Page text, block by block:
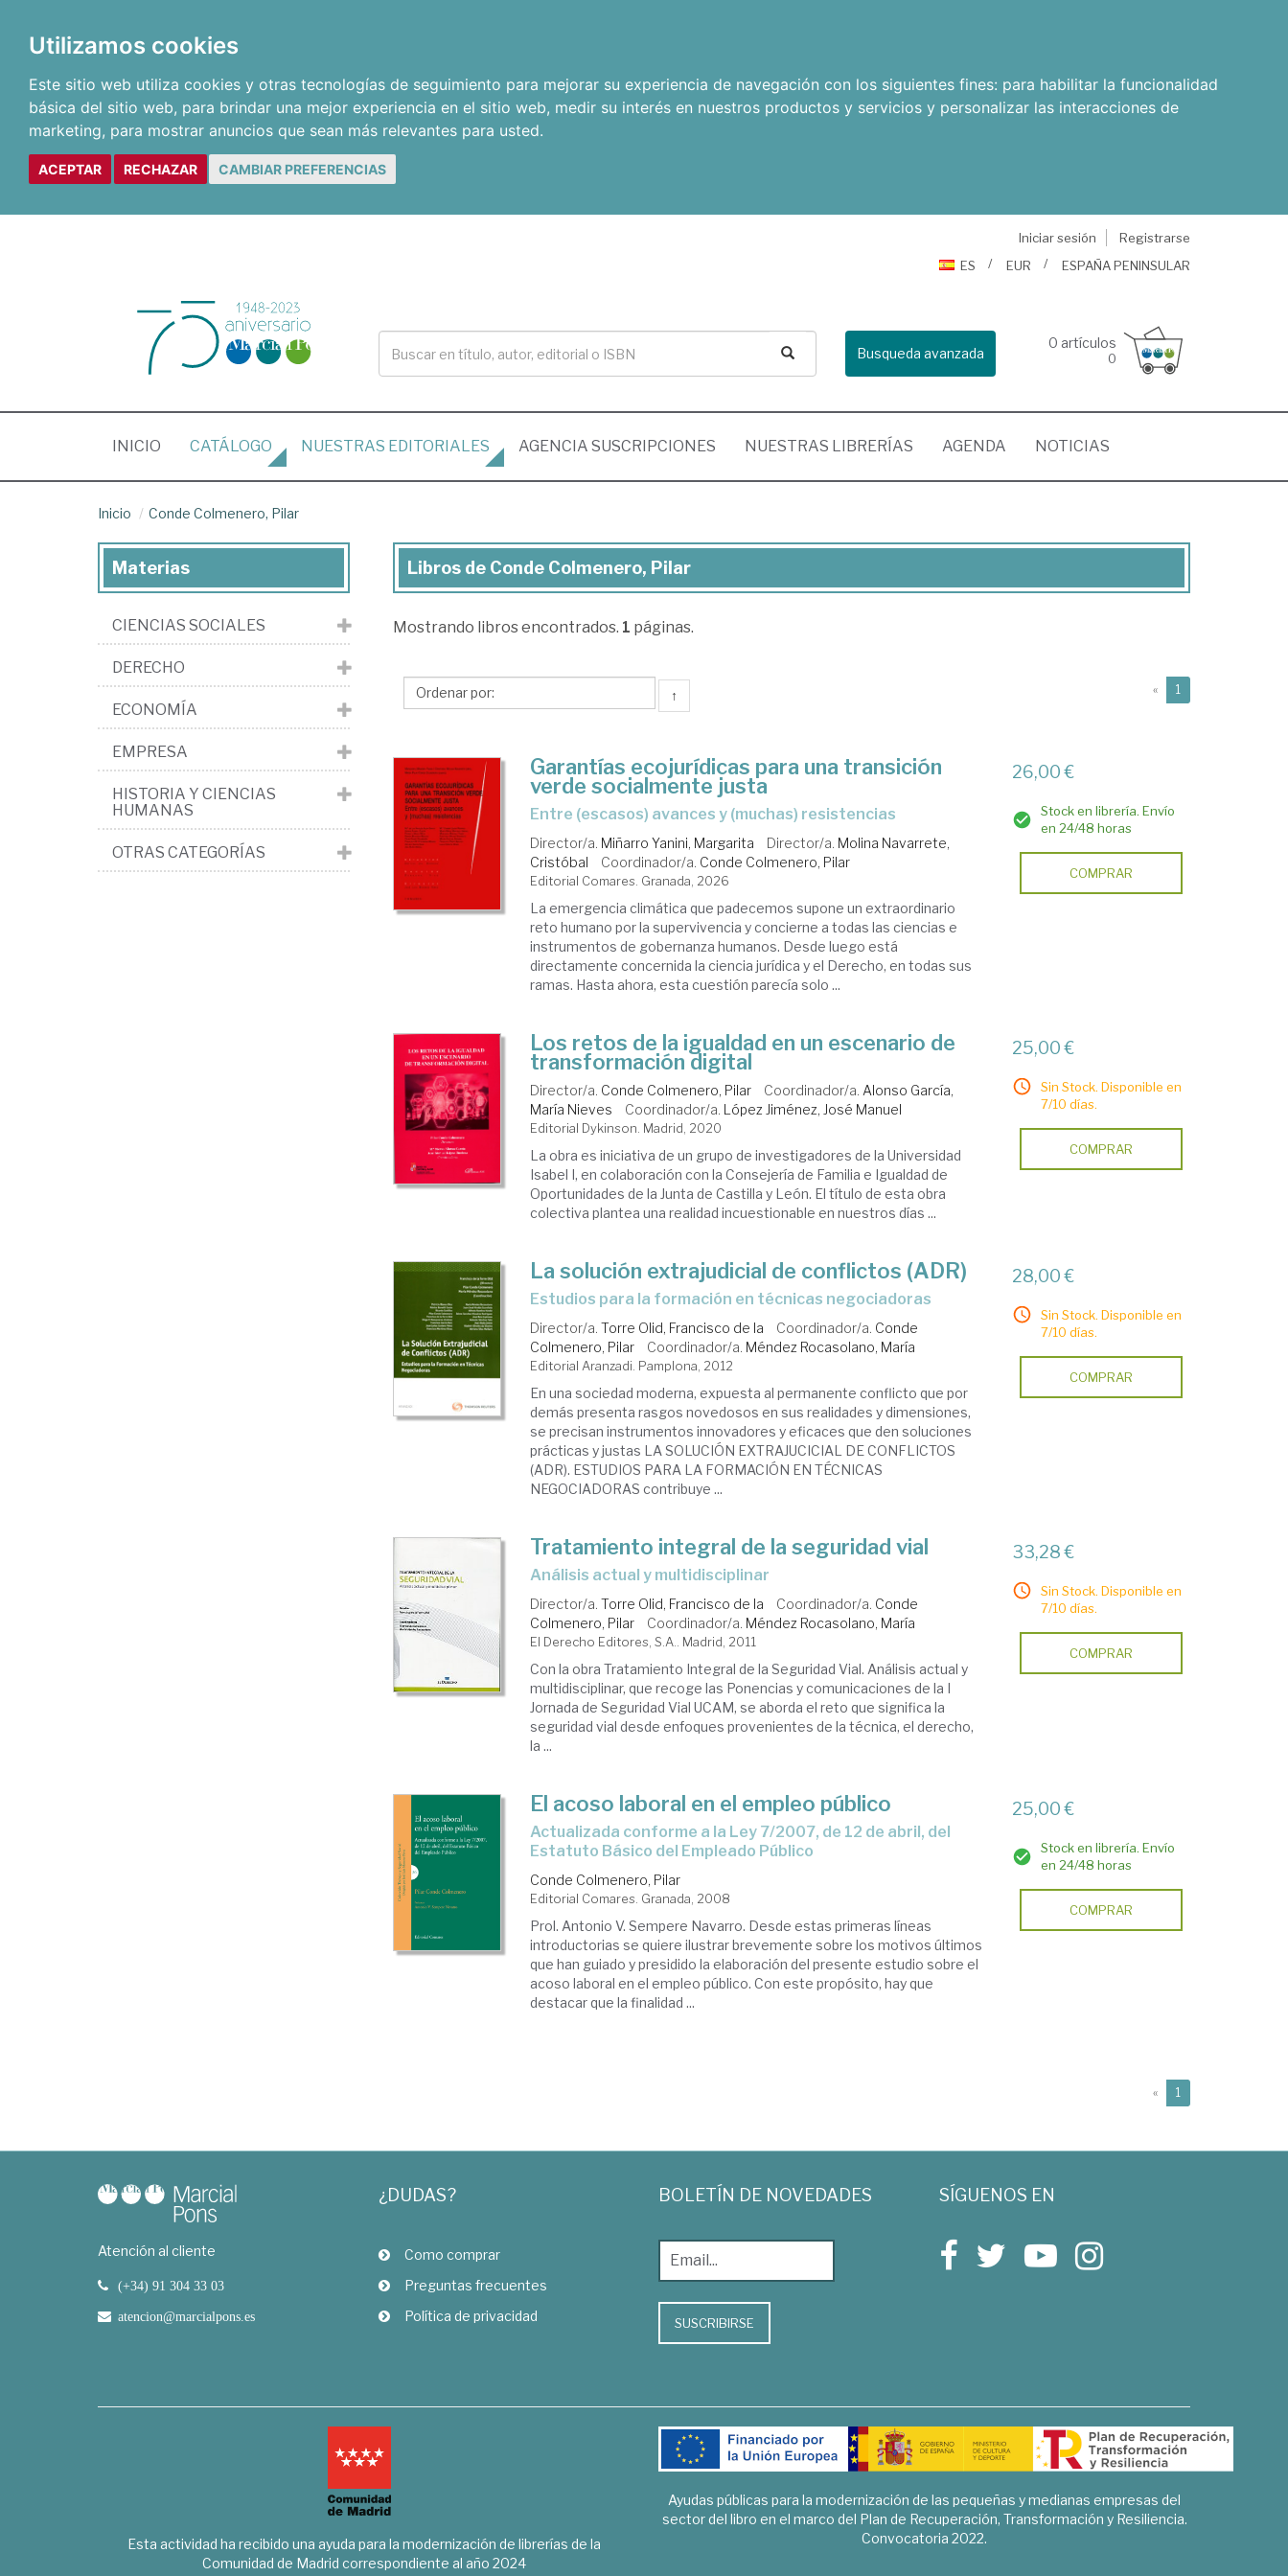
Utilizamos cookies
Este sitio web utiliza cookies y otras tecnologías de seguimiento para mejorar su experiencia de navegación con los siguientes fines: para habilitar la funcionalidad
básica del sitio web, para brindar una mejor experiencia en el sitio web, medir su interés en nuestros productos y servicios y personalizar las interacciones de
marketing, para mostrar anuncios que sean más relevantes para usted.
ACEPTAR RECHAZAR CAMBIAR PREFERENCIAS
Iniciar sesión
Registrarse
ES
EUR ESPAÑA PENINSULAR
Busqueda avanzada
0 artículos
0
INICIO (CURRENT)
CATÁLOGO NUESTRAS EDITORIALES AGENCIA SUSCRIPCIONES NUESTRAS LIBRERÍAS AGENDA NOTICIAS
Inicio Conde Colmenero, Pilar
Libros
Conde
Pilar
Libros de Conde Colmenero, Pilar
Mostrando libros encontrados. 1 páginas.
↑ « 1
Garantías ecojurídicas para una transición
verde socialmente justa
Entre (escasos) avances y (muchas) resistencias
Director/a. Miñarro Yanini, Margarita Director/a. Molina Navarrete,
Cristóbal
Coordinador/a. Conde Colmenero, Pilar
Editorial Comares. Granada, 2026
La emergencia climática que padecemos supone un extraordinario
reto humano por la supervivencia y concierne a todas las ciencias e
instrumentos de gobernanza humanos. Desde luego está
directamente concernida la ciencia jurídica y el Derecho, en todas sus
ramas. Hasta ahora, esta cuestión parecía solo ...
26,00 €
Stock en librería. Envío
en 24/48 horas
COMPRAR
Los retos de la igualdad en un escenario de
transformación digital
Director/a. Conde Colmenero, Pilar Coordinador/a. Alonso García,
María Nieves
Coordinador/a. López Jiménez, José Manuel
Editorial Dykinson. Madrid, 2020
La obra es iniciativa de un grupo de investigadores de la Universidad
Isabel I, en colaboración con la Consejería de Familia e Igualdad de
Oportunidades de la Junta de Castilla y León. El título de esta obra
colectiva plantea una realidad incuestionable en nuestros días ...
25,00 €
Sin Stock. Disponible en
7/10 días.
COMPRAR
La solución extrajudicial de conflictos (ADR)
estudios para la formación en técnicas negociadoras
Director/a.Torre Olid, Francisco de la Coordinador/a. Conde
Colmenero, Pilar
Coordinador/a. Méndez Rocasolano, María
Editorial Aranzadi. Pamplona, 2012
En una sociedad moderna, expuesta al permanente conflicto que por
demás presenta rasgos novedosos en sus realidades y dimensiones,
se precisan instrumentos innovadores y eficaces que den soluciones
prácticas y justas LA SOLUCIÓN EXTRAJUCICIAL DE CONFLICTOS
(ADR). ESTUDIOS PARA LA FORMACIÓN EN TÉCNICAS
NEGOCIADORAS contribuye ...
28,00 €
Sin Stock. Disponible en
7/10 días.
COMPRAR
Tratamiento integral de la seguridad vial
análisis actual y multidisciplinar
Director/a.Torre Olid, Francisco de la Coordinador/a. Conde
Colmenero, Pilar
Coordinador/a. Méndez Rocasolano, María
El Derecho Editores, S.A.. Madrid, 2011
Con la obra Tratamiento Integral de la Seguridad Vial. Análisis actual y
multidisciplinar, que recoge las Ponencias y comunicaciones de la I
Jornada de Seguridad Vial UCAM, se aborda el reto que significa la
seguridad vial desde enfoques provenientes de la técnica, el derecho,
la ...
33,28 €
Sin Stock. Disponible en
7/10 días.
COMPRAR
El acoso laboral en el empleo público
actualizada conforme a la Ley 7/2007, de 12 de abril, del
Estatuto Básico del Empleado Público
Conde Colmenero, Pilar
Editorial Comares. Granada, 2008
Prol. Antonio V. Sempere Navarro. Desde estas primeras líneas
introductorias se quiere ilustrar brevemente sobre los motivos últimos
que han guiado y presidido la elaboración del presente estudio sobre el
acoso laboral en el empleo público. Con este propósito, hay que
destacar que la finalidad ...
25,00 €
Stock en librería. Envío
en 24/48 horas
COMPRAR
« 1
Materias
CIENCIAS SOCIALES
DERECHO
ECONOMÍA
EMPRESA
HISTORIA Y CIENCIAS
HUMANAS
OTRAS CATEGORÍAS
Atención al cliente
(+34) 91 304 33 03
atencion@marcialpons.es
¿DUDAS?
Como comprar
Preguntas frecuentes
Política de privacidad
BOLETÍN DE NOVEDADES
SUSCRIBIRSE
SÍGUENOS EN
Esta actividad ha recibido una ayuda para la modernización de librerías de la
Comunidad de Madrid correspondiente al año 2024
Ayudas públicas para la modernización de las pequeñas y medianas empresas del
sector del libro en el marco del Plan de Recuperación, Transformación y Resiliencia.
Convocatoria 2022.